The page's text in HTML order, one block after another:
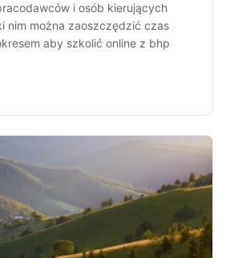
i osób kierujących
nim można zaoszczędzić czas
aby szkolić online z bhp